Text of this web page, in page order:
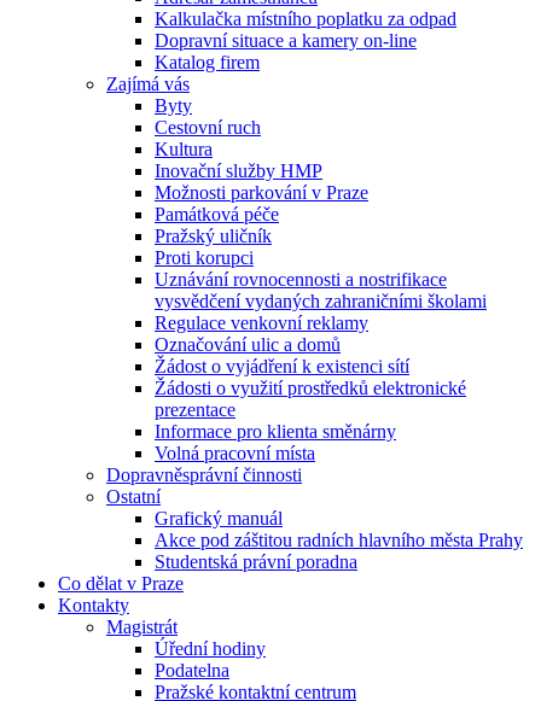
Kalkulačka místního poplatku za odpad
Dopravní situace a kamery on-line
Katalog firem
Zajímá vás
Byty
Cestovní ruch
Kultura
Inovační služby HMP
Možnosti parkování v Praze
Památková péče
Pražský uličník
Proti korupci
Uznávání rovnocennosti a nostrifikace
vysvědčení vydaných zahraničními školami
Regulace venkovní reklamy
Označování ulic a domů
Žádost o vyjádření k existenci sítí
Žádosti o využití prostředků elektronické
prezentace
Informace pro klienta směnárny
Volná pracovní místa
Dopravněsprávní činnosti
Ostatní
Grafický manuál
Akce pod záštitou radních hlavního města Prahy
Studentská právní poradna
Co dělat v Praze
Kontakty
Magistrát
Úřední hodiny
Podatelna
Pražské kontaktní centrum